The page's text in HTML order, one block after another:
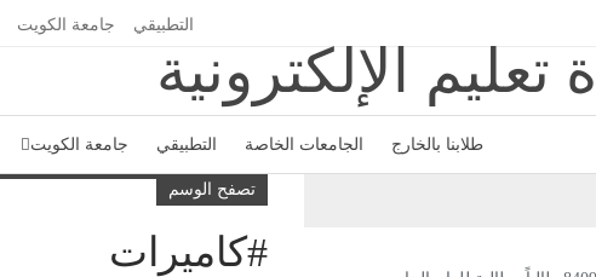
جامعة الكويت التطبيقي
جامعة الكويت التطبيقي الجامعات الخاصة طلابنا بالخارج
تصفح الوسم
#كاميرات